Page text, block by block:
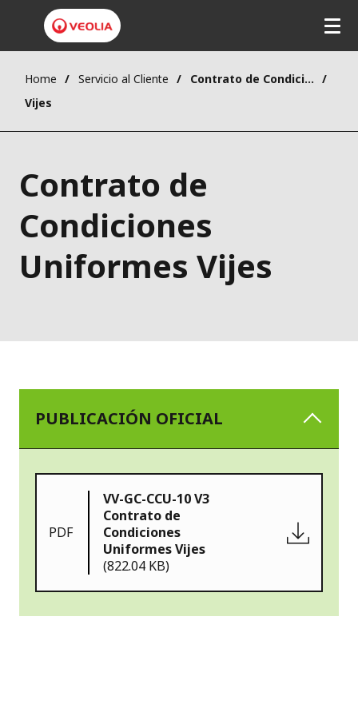
Home Servicio al Cliente
Contrato de Condiciones Uniformes
Vijes
Contrato de
Condiciones
Uniformes Vijes
PUBLICACIÓN OFICIAL
PDF
VV-GC-CCU-10 V3
Contrato de
Condiciones
Uniformes Vijes
(822.04 KB)